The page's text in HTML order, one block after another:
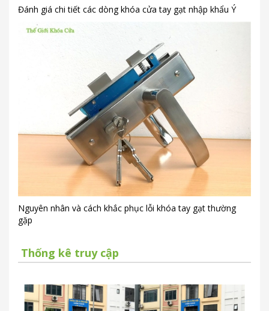
Đánh giá chi tiết các dòng khóa cửa tay gạt nhập khẩu Ý
Nguyên nhân và cách khắc phục lỗi khóa tay gạt thường
gặp
Thống kê truy cập